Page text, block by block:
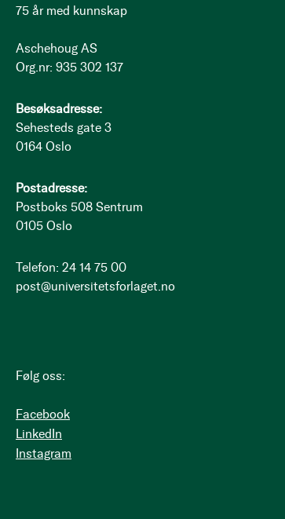
75 år med kunnskap
Aschehoug AS
Org.nr: 935 302 137
Besøksadresse:
Sehesteds gate 3
0164 Oslo
Postadresse:
Postboks 508 Sentrum
0105 Oslo
Telefon: 24 14 75 00
post@universitetsforlaget.no
Følg oss:
Facebook
LinkedIn
Instagram